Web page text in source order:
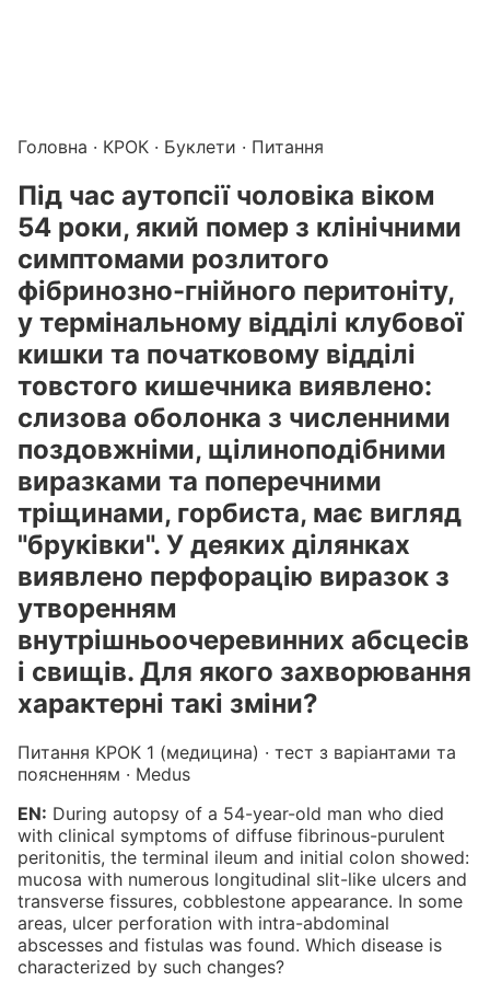
Головна · КРОК · Буклети · Питання
Під час аутопсії чоловіка віком
54 роки, який помер з клінічними
симптомами розлитого
фібринозно-гнійного перитоніту,
у термінальному відділі клубової
кишки та початковому відділі
товстого кишечника виявлено:
слизова оболонка з численними
поздовжніми, щілиноподібними
виразками та поперечними
тріщинами, горбиста, має вигляд
"бруківки". У деяких ділянках
виявлено перфорацію виразок з
утворенням
внутрішньоочеревинних абсцесів
і свищів. Для якого захворювання
характерні такі зміни?
Питання КРОК 1 (медицина) · тест з варіантами та
поясненням · Medus
EN: During autopsy of a 54-year-old man who died
with clinical symptoms of diffuse fibrinous-purulent
peritonitis, the terminal ileum and initial colon showed:
mucosa with numerous longitudinal slit-like ulcers and
transverse fissures, cobblestone appearance. In some
areas, ulcer perforation with intra-abdominal
abscesses and fistulas was found. Which disease is
characterized by such changes?